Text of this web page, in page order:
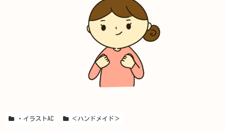
・イラストAC ＜ハンドメイド＞